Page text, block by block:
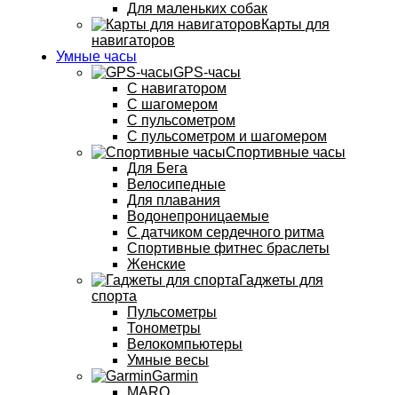
Для маленьких собак
Карты для
навигаторов
Умные часы
GPS-часы
С навигатором
С шагомером
С пульсометром
С пульсометром и шагомером
Спортивные часы
Для Бега
Велосипедные
Для плавания
Водонепроницаемые
С датчиком сердечного ритма
Спортивные фитнес браслеты
Женские
Гаджеты для
спорта
Пульсометры
Тонометры
Велокомпьютеры
Умные весы
Garmin
MARQ